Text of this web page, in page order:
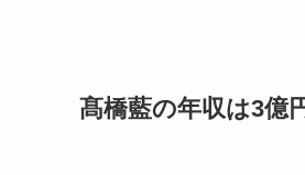
髙橋藍の年収は3億